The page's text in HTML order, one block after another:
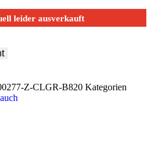
leider ausverkauft
Z-CLGR-B820 Kategorien